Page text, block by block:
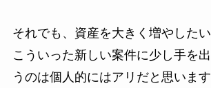
それでも、資産を大きく増やした
こういった新しい案件に少し手を
うのは個人的にはアリだと思いま